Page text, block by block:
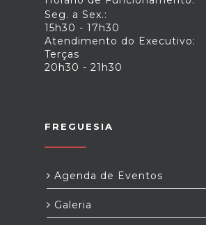
Seg. a Sex.:
15h30 - 17h30
Atendimento do Executivo:
Terças
20h30 - 21h30
FREGUESIA
Agenda de Eventos
Galeria